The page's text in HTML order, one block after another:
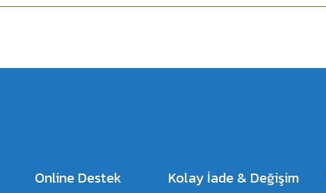
Bu ürüne ilk yorumu siz yapın!
Online Destek Kolay İade & Değişim